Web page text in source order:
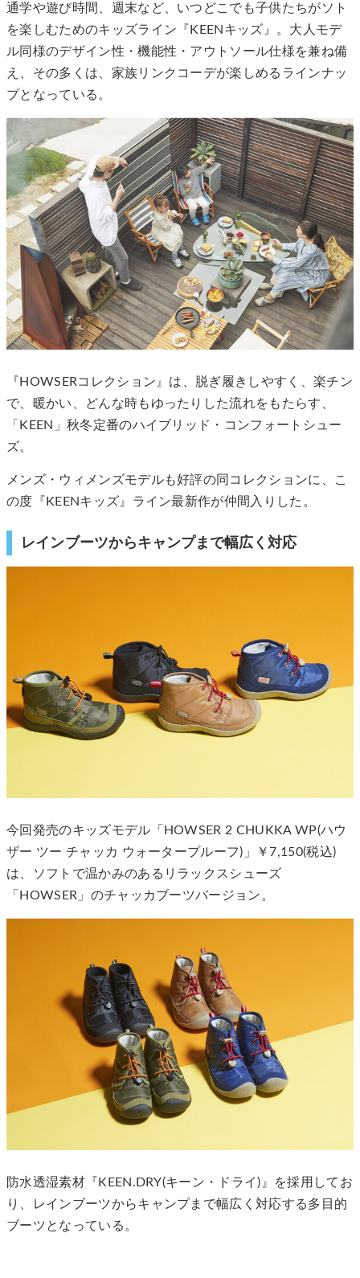
通学や遊び時間、週末など、いつどこでも子供たちがソト
を楽しむためのキッズライン『KEENキッズ』。大人モデ
ル同様のデザイン性・機能性・アウトソール仕様を兼ね備
え、その多くは、家族リンクコーデが楽しめるラインナッ
プとなっている。
『HOWSERコレクション』は、脱ぎ履きしやすく、楽チン
で、暖かい、どんな時もゆったりした流れをもたらす、
「KEEN」秋冬定番のハイブリッド・コンフォートシュー
ズ。
メンズ・ウィメンズモデルも好評の同コレクションに、こ
の度『KEENキッズ』ライン最新作が仲間入りした。
レインブーツからキャンプまで幅広く対応
今回発売のキッズモデル「HOWSER 2 CHUKKA WP(ハウ
ザー ツー チャッカ ウォータープルーフ)」￥7,150(税込)
は、ソフトで温かみのあるリラックスシューズ
「HOWSER」のチャッカブーツバージョン。
防水透湿素材『KEEN.DRY(キーン・ドライ)』を採用してお
り、レインブーツからキャンプまで幅広く対応する多目的
ブーツとなっている。